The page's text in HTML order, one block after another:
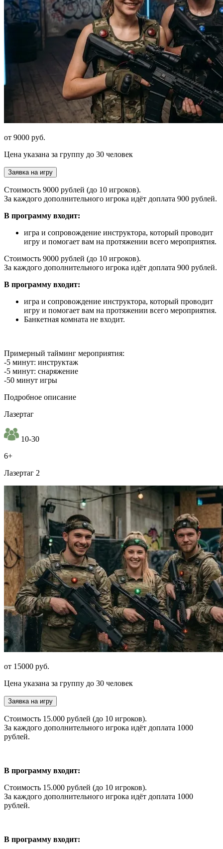
от 9000 руб.
Цена указана за группу до 30 человек
Заявка на игру
Стоимость 9000 рублей (до 10 игроков).
За каждого дополнительного игрока идёт доплата 900 рублей.
В программу входит:
игра и сопровождение инструктора, который проводит
игру и помогает вам на протяжении всего мероприятия.
Стоимость 9000 рублей (до 10 игроков).
За каждого дополнительного игрока идёт доплата 900 рублей.
В программу входит:
игра и сопровождение инструктора, который проводит
игру и помогает вам на протяжении всего мероприятия.
Банкетная комната не входит.
Примерный тайминг мероприятия:
-5 минут: инструктаж
-5 минут: снаряжение
-50 минут игры
Подробное описание
Лазертаг
10-30
6+
Лазертаг 2
от 15000 руб.
Цена указана за группу до 30 человек
Заявка на игру
Стоимость 15.000 рублей (до 10 игроков).
За каждого дополнительного игрока идёт доплата 1000
рублей.
В программу входит:
Стоимость 15.000 рублей (до 10 игроков).
За каждого дополнительного игрока идёт доплата 1000
рублей.
В программу входит: